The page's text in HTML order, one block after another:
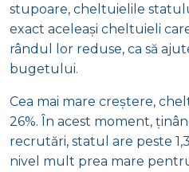
stupoare, cheltuielile
exact aceleași cheltuieli
rândul lor reduse, ca să
bugetului.
Cea mai mare creștere,
26%. În acest moment,
recrutări, statul are peste
nivel mult prea mare